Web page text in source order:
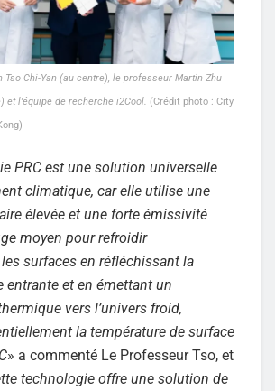
Tso Chi-Yan (au centre), le professeur Martin Zhu
et l’équipe de recherche i2Cool. (Crédit photo : City
PRC est une solution universelle
climatique, car elle utilise une
élevée et une forte émissivité
moyen pour refroidir
surfaces en réfléchissant la
entrante et en émettant un
vers l’univers froid,
la température de surface
» a commenté Le Professeur Tso, et
technologie offre une solution de